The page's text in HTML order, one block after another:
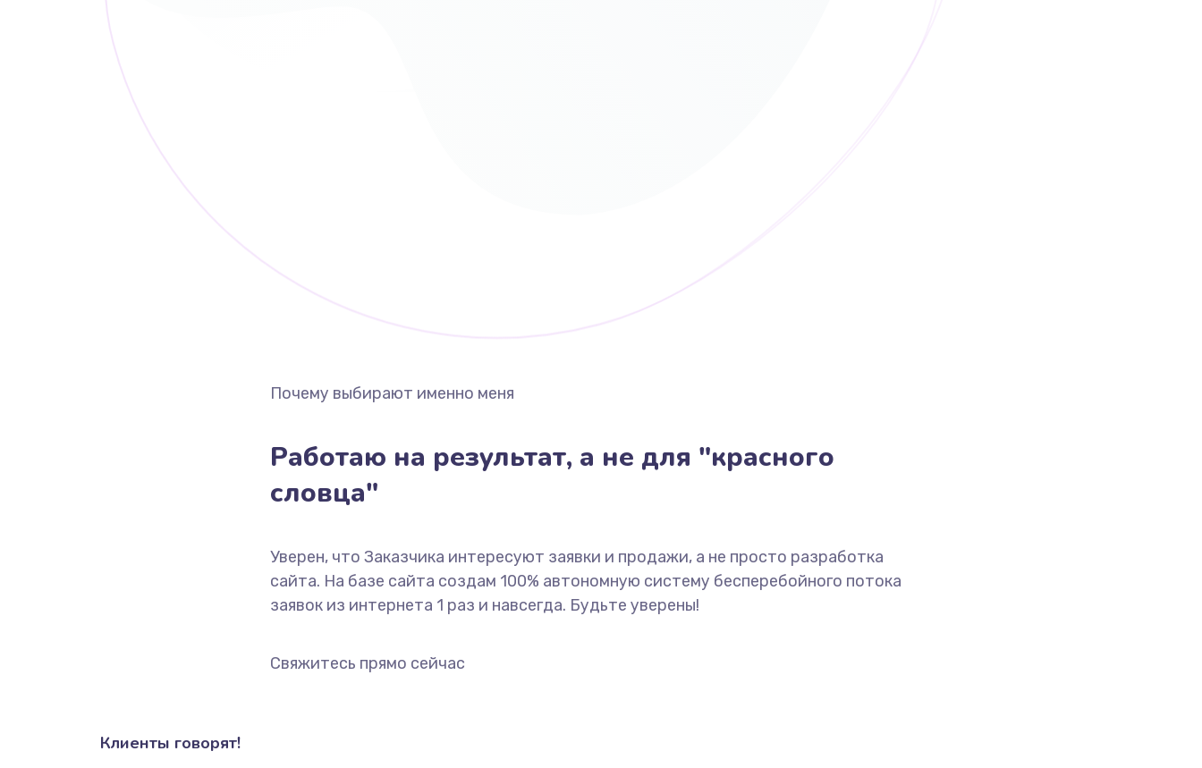
Почему выбирают именно меня
Работаю на результат, а не для "красного
словца"
Уверен, что Заказчика интересуют заявки и продажи, а не просто разработка
сайта. На базе сайта создам 100% автономную систему бесперебойного потока
заявок из интернета 1 раз и навсегда. Будьте уверены!
Свяжитесь прямо сейчас
Клиенты говорят!